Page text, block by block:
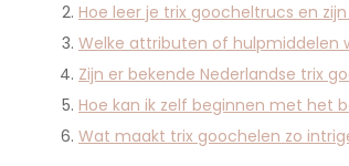
Hoe leer je trix goocheltrucs en
Welke attributen of hulpmiddelen
Zijn er bekende Nederlandse trix
Hoe kan ik zelf beginnen met het
Wat maakt trix goochelen zo